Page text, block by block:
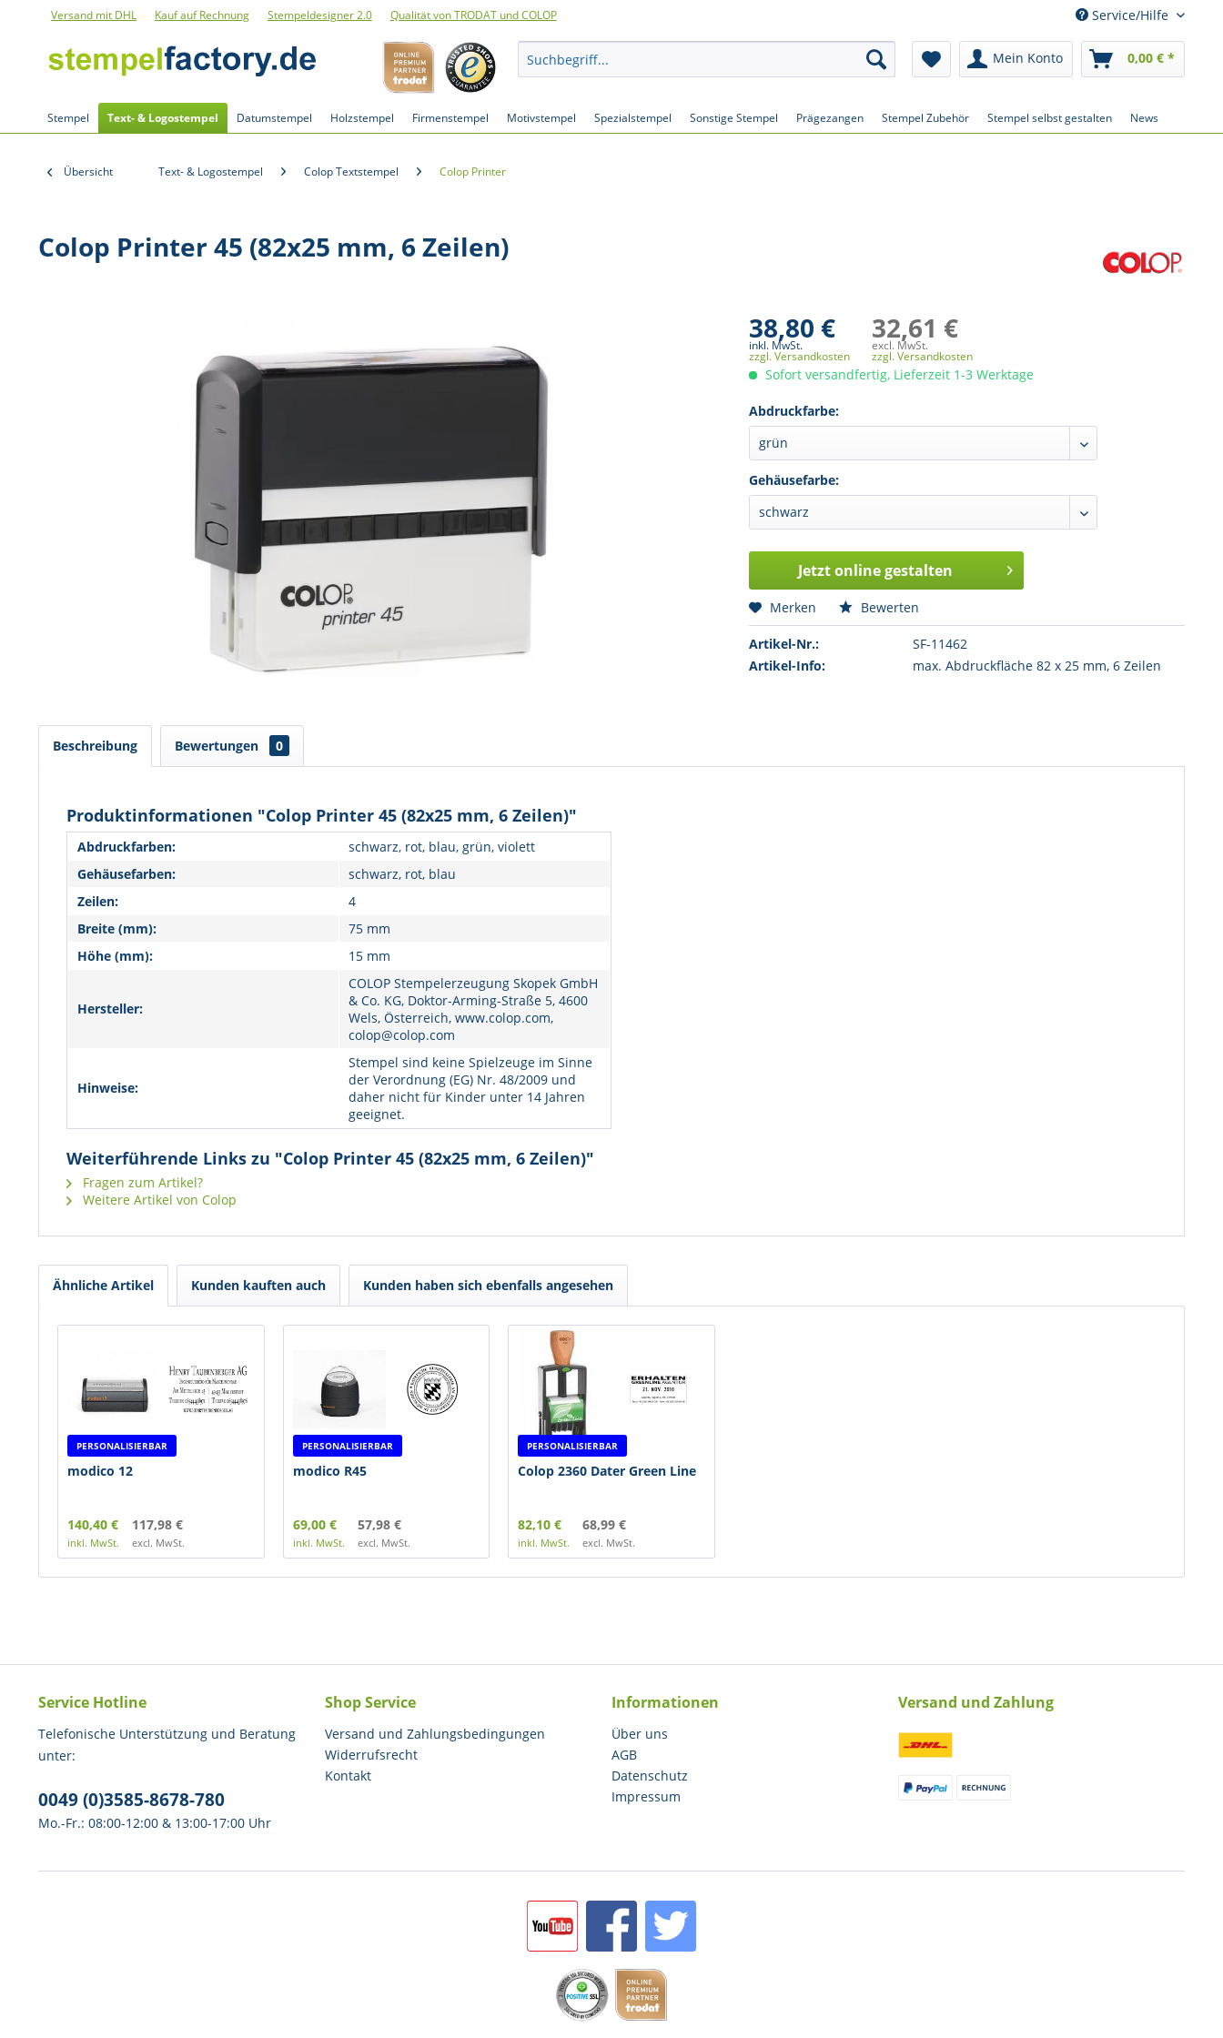
Versand mit DHL Kauf auf Rechnung Stempeldesigner 2.0 Qualität von TRODAT und COLOP Service/Hilfe
Mein Konto 0,00 € *
Stempel Text- & Logostempel Datumstempel Holzstempel Firmenstempel Motivstempel Spezialstempel Sonstige Stempel Prägezangen Stempel Zubehör Stempel selbst gestalten News
Übersicht Text- & Logostempel Colop Textstempel Colop Printer
Colop Printer 45 (82x25 mm, 6 Zeilen)
38,80 €
inkl. MwSt.
zzgl. Versandkosten
32,61 €
excl. MwSt.
zzgl. Versandkosten
Sofort versandfertig, Lieferzeit 1-3 Werktage
Abdruckfarbe:
Gehäusefarbe:
Jetzt online gestalten
Merken Bewerten
Artikel-Nr.:
SF-11462
Artikel-Info:
max. Abdruckfläche 82 x 25 mm, 6 Zeilen
Beschreibung Bewertungen 0
Produktinformationen "Colop Printer 45 (82x25 mm, 6 Zeilen)"
Abdruckfarben:
schwarz, rot, blau, grün, violett
Gehäusefarben:
schwarz, rot, blau
Zeilen:
4
Breite (mm):
75 mm
Höhe (mm):
15 mm
Hersteller:
COLOP Stempelerzeugung Skopek GmbH
& Co. KG, Doktor-Arming-Straße 5, 4600
Wels, Österreich, www.colop.com,
colop@colop.com
Hinweise:
Stempel sind keine Spielzeuge im Sinne
der Verordnung (EG) Nr. 48/2009 und
daher nicht für Kinder unter 14 Jahren
geeignet.
Weiterführende Links zu "Colop Printer 45 (82x25 mm, 6 Zeilen)"
Fragen zum Artikel?
Weitere Artikel von Colop
Ähnliche Artikel Kunden kauften auch Kunden haben sich ebenfalls angesehen
PERSONALISIERBAR
modico 12
140,40 €
inkl. MwSt.
117,98 €
excl. MwSt.
PERSONALISIERBAR
modico R45
69,00 €
inkl. MwSt.
57,98 €
excl. MwSt.
PERSONALISIERBAR
Colop 2360 Dater Green Line
82,10 €
inkl. MwSt.
68,99 €
excl. MwSt.
Service Hotline
Telefonische Unterstützung und Beratung
unter:
0049 (0)3585-8678-780
Mo.-Fr.: 08:00-12:00 & 13:00-17:00 Uhr
Shop Service
Versand und Zahlungsbedingungen
Widerrufsrecht
Kontakt
Informationen
Über uns
AGB
Datenschutz
Impressum
Versand und Zahlung